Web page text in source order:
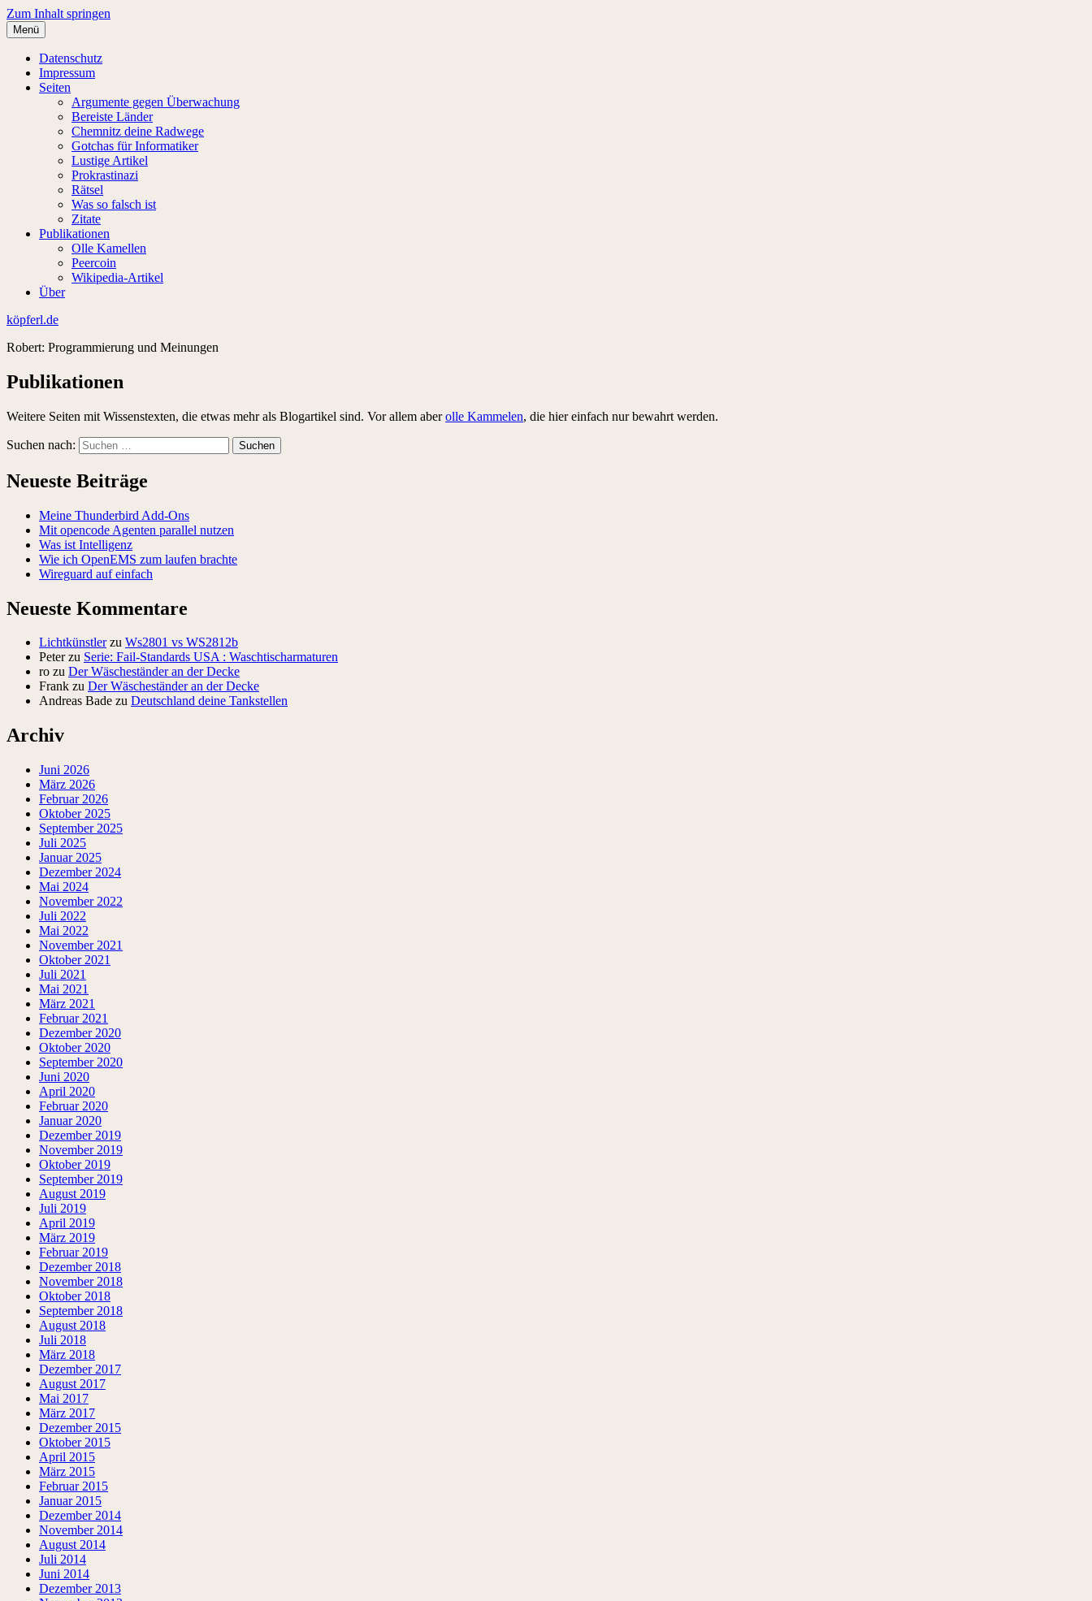
Zum Inhalt springen
Menü
Datenschutz
Impressum
Seiten
Argumente gegen Überwachung
Bereiste Länder
Chemnitz deine Radwege
Gotchas für Informatiker
Lustige Artikel
Prokrastinazi
Rätsel
Was so falsch ist
Zitate
Publikationen
Olle Kamellen
Peercoin
Wikipedia-Artikel
Über
köpferl.de
Robert: Programmierung und Meinungen
Publikationen
Weitere Seiten mit Wissenstexten, die etwas mehr als Blogartikel sind. Vor allem aberolle Kammelen, die hier einfach nur bewahrt werden.
Suchen nach:
Neueste Beiträge
Meine Thunderbird Add-Ons
Mit opencode Agenten parallel nutzen
Was ist Intelligenz
Wie ich OpenEMS zum laufen brachte
Wireguard auf einfach
Neueste Kommentare
Lichtkünstlerzu Ws2801 vs WS2812b
Peterzu Serie: Fail-Standards USA : Waschtischarmaturen
ro zu Der Wäscheständer an der Decke
Frank zu Der Wäscheständer an der Decke
Andreas Bade zu Deutschland deine Tankstellen
Archiv
Juni 2026
März 2026
Februar 2026
Oktober 2025
September 2025
Juli 2025
Januar 2025
Dezember 2024
Mai 2024
November 2022
Juli 2022
Mai 2022
November 2021
Oktober 2021
Juli 2021
Mai 2021
März 2021
Februar 2021
Dezember 2020
Oktober 2020
September 2020
Juni 2020
April 2020
Februar 2020
Januar 2020
Dezember 2019
November 2019
Oktober 2019
September 2019
August 2019
Juli 2019
April 2019
März 2019
Februar 2019
Dezember 2018
November 2018
Oktober 2018
September 2018
August 2018
Juli 2018
März 2018
Dezember 2017
August 2017
Mai 2017
März 2017
Dezember 2015
Oktober 2015
April 2015
März 2015
Februar 2015
Januar 2015
Dezember 2014
November 2014
August 2014
Juli 2014
Juni 2014
Dezember 2013